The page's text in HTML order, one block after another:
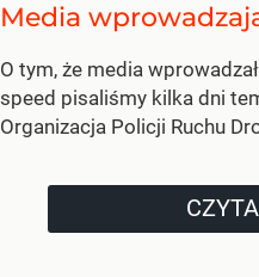
Media
O tym, że media
speed pisaliśmy kilka dni
Organizacja Policji Ruchu